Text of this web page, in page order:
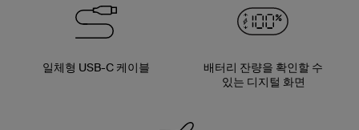
일체형 USB-C 케이블
배터리 잔량을 확인할 수
있는 디지털 화면